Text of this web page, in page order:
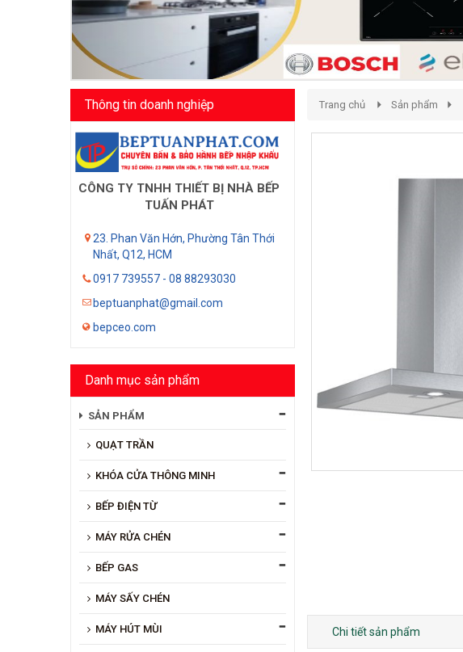
Thông tin doanh nghiệp
CÔNG TY TNHH THIẾT BỊ NHÀ BẾP
TUẤN PHÁT
23. Phan Văn Hớn, Phường Tân Thới
Nhất, Q12, HCM
0917 739557 - 08 88293030
beptuanphat@gmail.com
bepceo.com
Danh mục sản phẩm
SẢN PHẨM
QUẠT TRẦN
KHÓA CỬA THÔNG MINH
BẾP ĐIỆN TỪ
MÁY RỬA CHÉN
BẾP GAS
MÁY SẤY CHÉN
MÁY HÚT MÙI
Trang chủ Sản phẩm
Chi tiết sản phẩm